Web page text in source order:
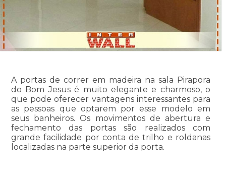
A portas de correr em madeira na sala Pirapora
do Bom Jesus é muito elegante e charmoso, o
que pode oferecer vantagens interessantes para
as pessoas que optarem por esse modelo em
seus banheiros. Os movimentos de abertura e
fechamento das portas são realizados com
grande facilidade por conta de trilho e roldanas
localizadas na parte superior da porta.